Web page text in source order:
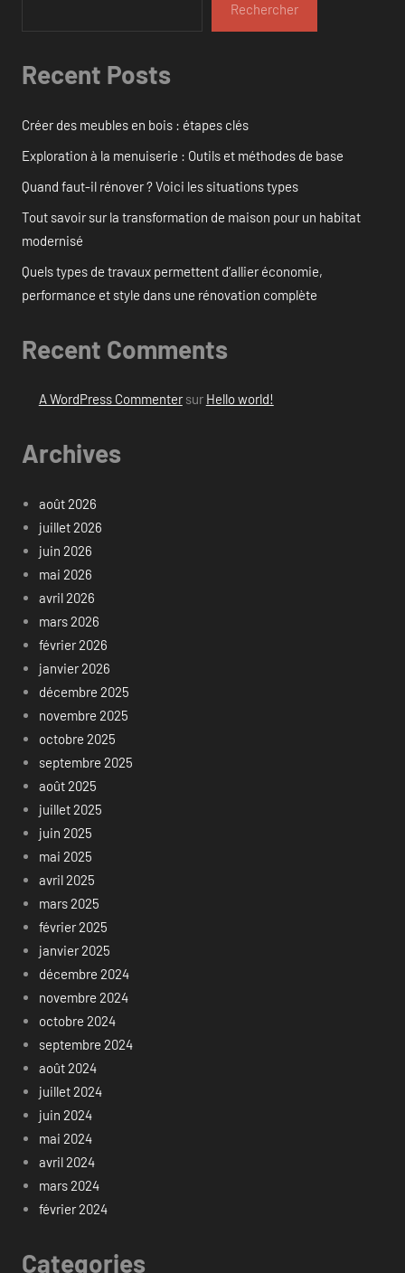
Rechercher
Recent Posts
Créer des meubles en bois : étapes clés
Exploration à la menuiserie : Outils et méthodes de base
Quand faut-il rénover ? Voici les situations types
Tout savoir sur la transformation de maison pour un habitat
modernisé
Quels types de travaux permettent d’allier économie,
performance et style dans une rénovation complète
Recent Comments
A WordPress Commentersur Hello world!
Archives
août 2026
juillet 2026
juin 2026
mai 2026
avril 2026
mars 2026
février 2026
janvier 2026
décembre 2025
novembre 2025
octobre 2025
septembre 2025
août 2025
juillet 2025
juin 2025
mai 2025
avril 2025
mars 2025
février 2025
janvier 2025
décembre 2024
novembre 2024
octobre 2024
septembre 2024
août 2024
juillet 2024
juin 2024
mai 2024
avril 2024
mars 2024
février 2024
Categories